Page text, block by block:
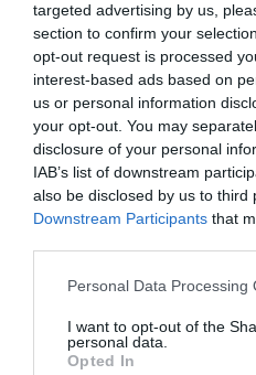
targeted advertising by us,
section to confirm your
opt-out request is processed
interest-based ads based on
us or personal information
your opt-out. You may
disclosure of your personal
IAB’s list of downstream
also be disclosed by us to third
Downstream Participants that
Please note that this website/
not limited to your visit or
grant or deny consent to
Personal Data Processing
I want to opt-out of the
personal data.
Opted In
ΕΛΛΑΔΑ
Θανατηφόρο τροχαίο
και 3 σοβαρά
παράδρομο της
Το δυστύχημα έγινε κοντά